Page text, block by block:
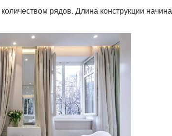
рядов. Длина конструкции